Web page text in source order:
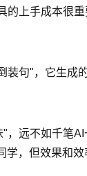
上手成本很重
句"，它生成
远不如千笔
，但效果和效